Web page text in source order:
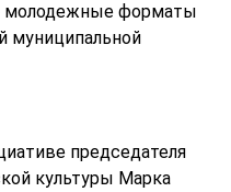
молодежные форматы
муниципальной
председателя
культуры Марка